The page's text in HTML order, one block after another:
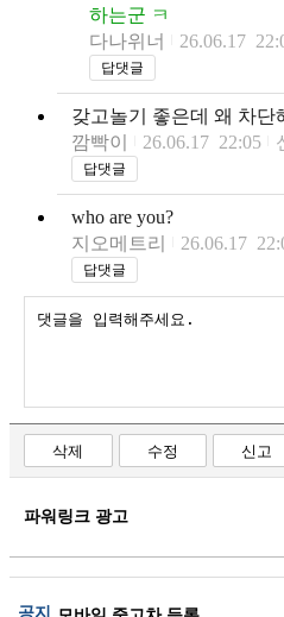
하는군 ㅋ
다나위너
26.06.17
답댓글
갖고놀기 좋은데 왜 차단
깜빡이
26.06.17 22:05
답댓글
who are you?
지오메트리
26.06.17
답댓글
삭제 수정 신고
파워링크 광고
공지